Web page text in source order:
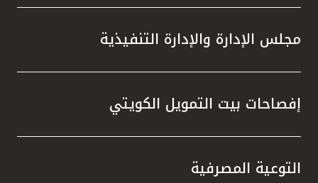
مجلس الإدارة والإدارة التنفيذية
إفصاحات بيت التمويل الكويتي
التوعية المصرفية